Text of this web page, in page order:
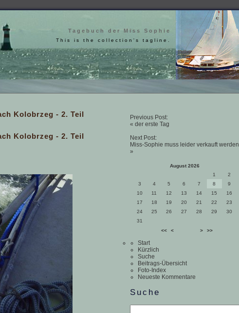
Tagebuch der Miss Sophie
This is the collection's tagline.
Kolobrzeg - 2. Teil
Kolobrzeg - 2. Teil
Previous Post:
« der erste Tag
Next Post:
Miss-Sophie muss leider verkauft werden
»
August 2026
1
2
3
4 5 6 7 8
9
10
11 12 13 14 15
16
17
18 19 20 21 22
23
24
25 26 27 28 29
30
31
<<
< > >>
Start
Kürzlich
Suche
Beitrags-Übersicht
Foto-Index
Neueste Kommentare
Suche